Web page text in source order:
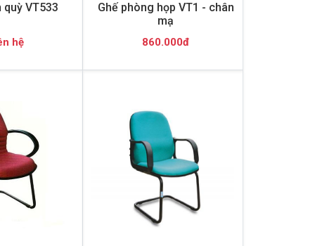
quỳ VT533
hệ
Ghế phòng họp VT1 - chân
mạ
860.000đ